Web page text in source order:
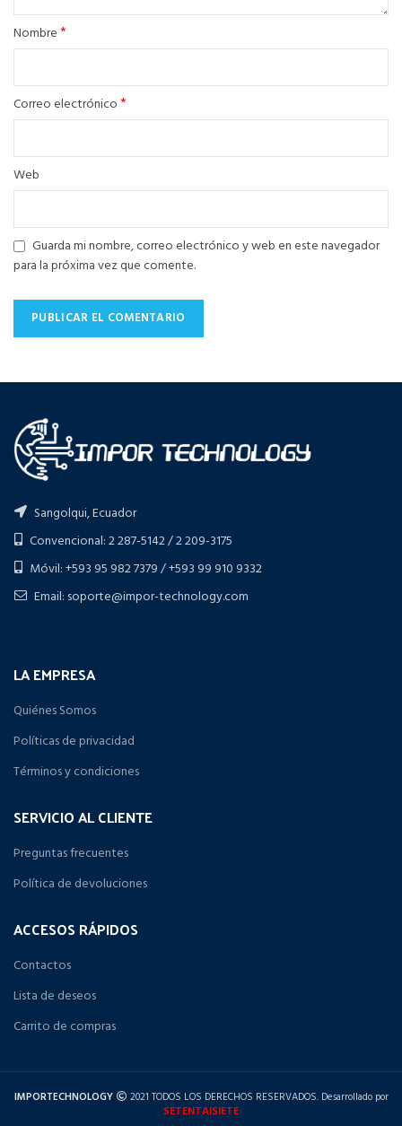
Nombre*
Correo electrónico*
Web
Guarda mi nombre, correo electrónico y web en este navegador
para la próxima vez que comente.
Sangolqui, Ecuador
Convencional: 2 287-5142 / 2 209-3175
Móvil: +593 95 982 7379 / +593 99 910 9332
Email: soporte@impor-technology.com
LA EMPRESA
Quiénes Somos
Políticas de privacidad
Términos y condiciones
SERVICIO AL CLIENTE
Preguntas frecuentes
Política de devoluciones
ACCESOS RÁPIDOS
Contactos
Lista de deseos
Carrito de compras
IMPORTECHNOLOGY 2021 TODOS LOS DERECHOS RESERVADOS. Desarrollado por
SETENTAISIETE